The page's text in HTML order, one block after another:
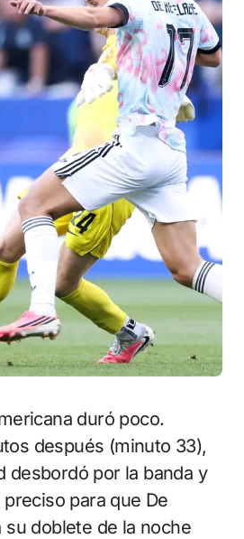
duró poco.
después (minuto 33),
desbordó por la banda y
para que De
su doblete de la noche